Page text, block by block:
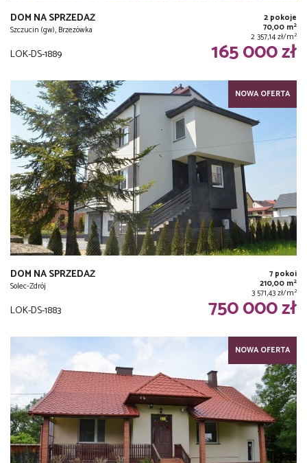
DOM NA SPRZEDAŻ
Szczucin (gw), Brzezówka
2 pokoje
70,00 m2
2 357,14 zł/m2
LOK-DS-1889 165 000 zł
NOWA OFERTA
DOM NA SPRZEDAŻ
Solec-Zdrój
7 pokoi
210,00 m2
3 571,43 zł/m2
LOK-DS-1883 750 000 zł
NOWA OFERTA